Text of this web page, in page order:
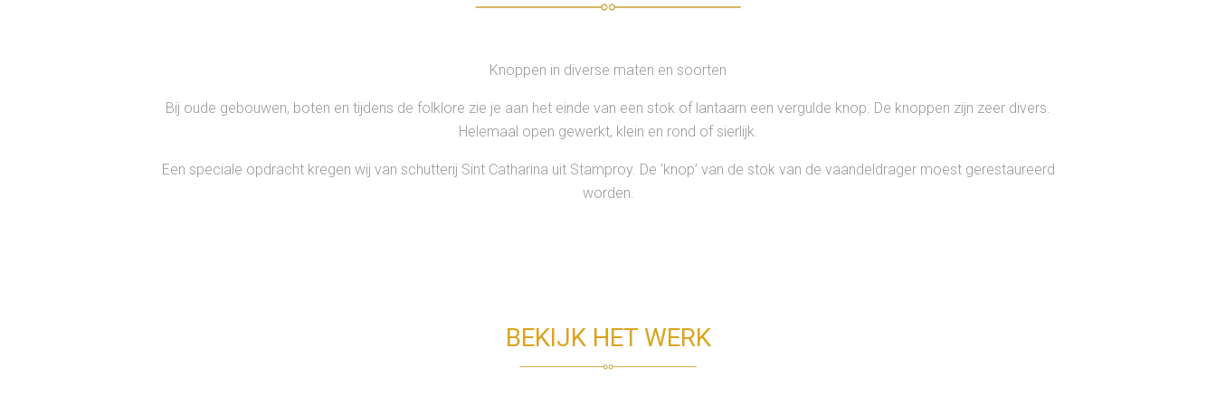
Knoppen in diverse maten en soorten
Bij oude gebouwen, boten en tijdens de folklore zie je aan het einde van een stok of lantaarn een vergulde knop. De knoppen zijn zeer divers.
Helemaal open gewerkt, klein en rond of sierlijk.
Een speciale opdracht kregen wij van schutterij Sint Catharina uit Stamproy. De ‘knop’ van de stok van de vaandeldrager moest gerestaureerd
worden.
BEKIJK HET WERK